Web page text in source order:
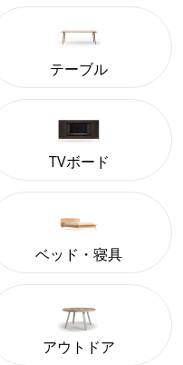
テーブル
TVボード
ベッド・寝具
アウトドア